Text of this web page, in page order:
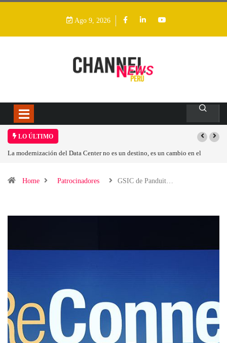
Ago 9, 2026
LO ÚLTIMO
en el Los ingresos por semiconductores aumentarán más de un 94 % en
Home Patrocinadores GSIC de Panduit…